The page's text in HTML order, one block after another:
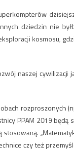
dziedzin nie
kosmosu,
naszej cywilizacji
rozproszonych
PPAM 2019 będą
czy też